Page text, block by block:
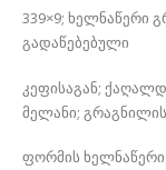
339×9; ხელნაწერი
გადაწებებული
კეფისაგან;
მელანი; გრაგნილის
ფორმის